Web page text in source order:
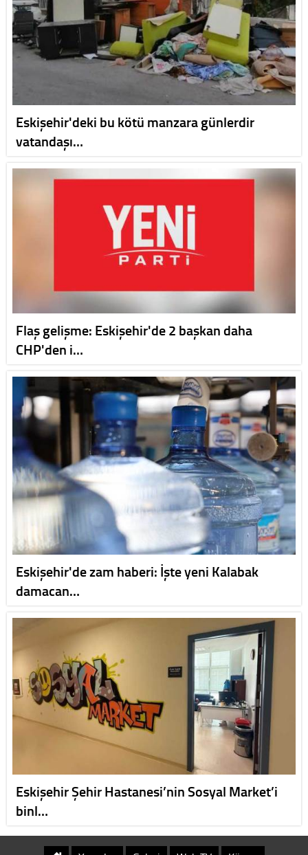
Eskişehir'deki bu kötü manzara günlerdir
vatandaşı…
Flaş gelişme: Eskişehir'de 2 başkan daha
CHP'den i…
Eskişehir'de zam haberi: İşte yeni Kalabak
damacan…
Eskişehir Şehir Hastanesi’nin Sosyal Market’i
binl…